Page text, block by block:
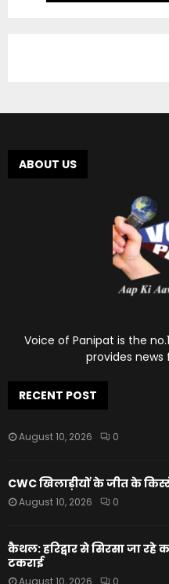
ABOUT US
Voice of Panipat is the
provides
RECENT POST
August 10, 2026 0
CWC खिलाड़ीयों के जीत के
August 10, 2026 0
कैथल: हरिद्वार से सिरसा जा रहे
टकराई
August 10, 2026 0